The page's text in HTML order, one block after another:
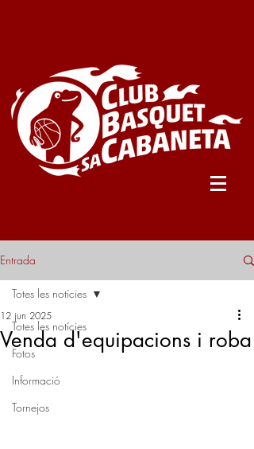
Entrada
Totes les notícies
Fotos
Informació
Tornejos
Totes les notícies
Venda d'equipacions i roba
12 jun 2025